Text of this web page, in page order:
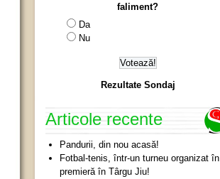
faliment?
Da
Nu
Rezultate Sondaj
Articole recente
Pandurii, din nou acasă!
Fotbal-tenis, într-un turneu organizat în
premieră în Târgu Jiu!